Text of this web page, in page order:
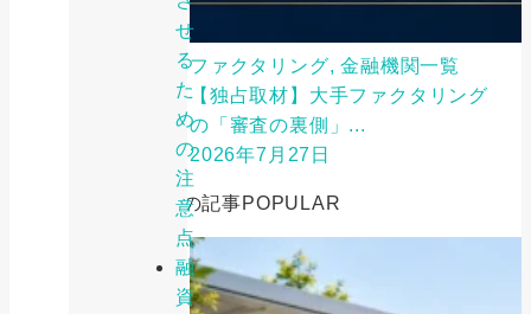
せ
る
た
め
の
注
意
点
融
資
ファクタリング, 金融機関一覧
【独占取材】大手ファクタリング
の「審査の裏側」...
2026年7月27日
人気の記事POPULAR